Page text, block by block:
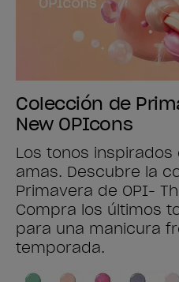
Colección de
New OPIcons
Los tonos inspirados
amas. Descubre la
Primavera de OPI-
Compra los últimos
para una manicura
temporada.